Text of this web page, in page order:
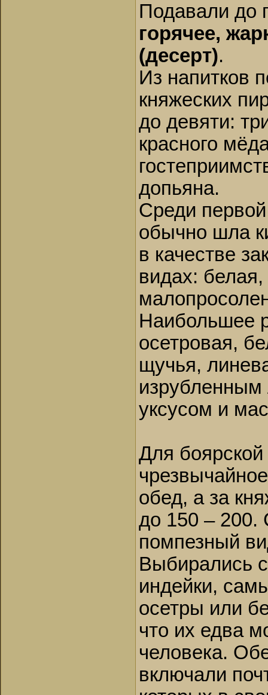
Подавали до
горячее,
(десерт).
Из напитков
княжеских
до девяти:
красного
допьяна.
Среди
обычно шла
в качестве
видах:
Наибольшее
осетровая,
щучья,
изрубленным
уксусом и
Для боярской
обед, а за
до 150 – 200.
помпезный
Выбирались
индейки,
осетры или
что их едва
человека.
включали